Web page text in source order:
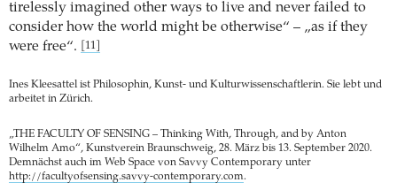
tirelessly imagined other ways to live and never failed to
consider how the world might be otherwise“ – „as if they
were free“.
[11]
Ines Kleesattel ist Philosophin, Kunst- und Kulturwissenschaftlerin. Sie lebt und
arbeitet in Zürich.
„THE FACULTY OF SENSING – Thinking With, Through, and by Anton
Wilhelm Amo“, Kunstverein Braunschweig, 28. März bis 13. September 2020.
Demnächst auch im Web Space von Savvy Contemporary unter
http://facultyofsensing.savvy-contemporary.com.